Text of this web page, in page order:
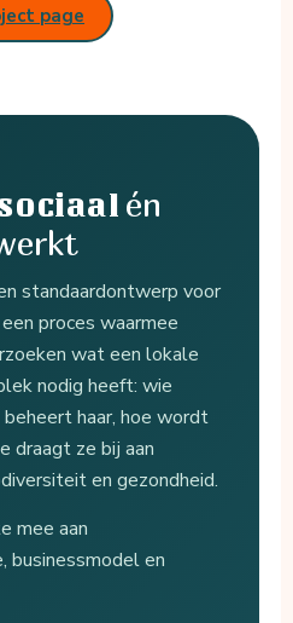
page
én
standaardontwerp voor
proces waarmee
wat een lokale
nodig heeft: wie
haar, hoe wordt
draagt ze bij aan
en gezondheid.
mee aan
businessmodel en